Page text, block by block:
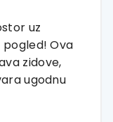
uz
pogled! Ova
zidove,
ugodnu